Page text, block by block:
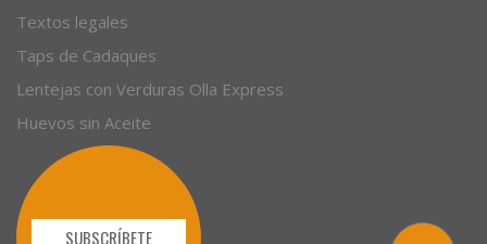
Textos legales
Taps de Cadaques
Lentejas con Verduras Olla Express
Huevos sin Aceite
SUBSCRÍBETE